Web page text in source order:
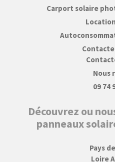
Carport solaire
Nous
09 74
Découvrez ou
panneaux
Pays
Loire